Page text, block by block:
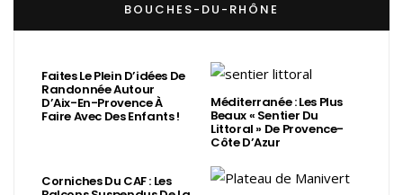
BOUCHES-DU-RHÔNE
Faites Le Plein D’idées De
Randonnée Autour
D’Aix-En-Provence À
Faire Avec Des Enfants !
Méditerranée : Les Plus
Beaux « Sentier Du
Littoral » De Provence-
Côte D’Azur
Corniches Du CAF : Les